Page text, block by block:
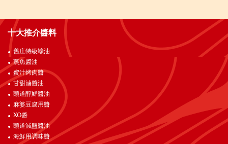
十大推介醬料
舊庄特級蠔油
蒸魚醬油
蜜汁烤肉醬
甘甜滷醬油
頭道醇鮮醬油
麻婆豆腐用醬
XO醬
頭道減鹽醬油
海鮮用調味醬